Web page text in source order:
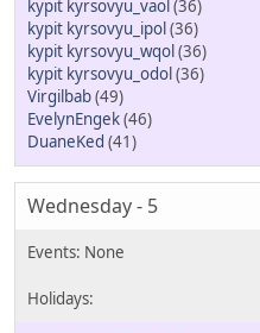
kypit kyrsovyu_vaol(36)
kypit kyrsovyu_ipol(36)
kypit kyrsovyu_wqol(36)
kypit kyrsovyu_odol(36)
Virgilbab(49)
EvelynEngek(46)
DuaneKed (41)
Wednesday - 5